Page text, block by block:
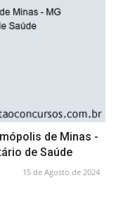
de Minas -
de Saúde
15 de Agosto de 2024